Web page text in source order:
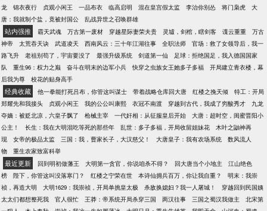
龙
锦衣夜行 贞观小闲王 一品布衣 临高启明 混在皇宫假太监 李治你别怂 将门枭虎
大
唐：我就制个盐，竟被封国公
乱战异世之召唤群雄
站内强推 霸天武魂 万古第一废材 穿越星际妻荣夫贵 灵墟，剑棺，瞎剑客 谍云重重
万古
神帝
太荒吞天诀 武道凌天 西南风云：三十年江湖往事 全职法师
官场：救了女领导后，我一
路飞升
老祖别苟了，宇宙要没了 最强升级系统 剑道第一仙
足球：拒绝国足，我入德国国家
队
重生96：权力之巅 奋斗在明末的边军小兵 快穿之虫族女王她多子多福
开局建立青衣楼，幕
后我为尊
校花的贴身高手
经典收藏 他一拳能打死吕布，你管这叫谋士 带着战略仓库回大唐 红楼之挽天倾
特工：开局
郑耀先和我接头
贞观小闲王 我的公公叫康熙 衣冠不南渡 穿越到古代，我成了穷酸秀才
九龙
夺嫡：被贬北凉，六皇子飘了
枪械主宰 一代奸相：从征服皇后开始
大唐：超时空，闺蜜晋阳小
公主！
长生：我在大明混吃等死的那些年 乱世：多子多福，开局收留姐妹花
木叶之鼬神再
现
女帝的极品太监 三国：我，曹家长子，大汉慈父！ 大唐皇子：我有农场系统
数风流人
物
重生农家致富科举
最近更新 回到明初做藩王 大明第一贪官，你说咱杀不得？ 回大唐当个小地主
江山绝色
榜
陛下，你管这叫没落寒门？ 红楼之宁荣在世 本诗仙拥兵百万，你让我自重？
明末：我崇
祯，再造大明
大明1629：我崇祯，开局单挑皇太极 杀敌换媳妇？我一人屠城！
穿越回到民国姨
太太们都想整死我
官人很忙 王莽：帝系统开局杀穿三国 两汉往事 三国之蜀汉我做主
北宋第